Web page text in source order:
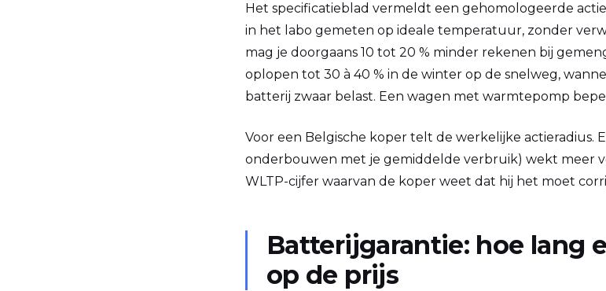
Het specificatieblad vermeldt een gehomologeerde
in het labo gemeten op ideale temperatuur, zonder
mag je doorgaans 10 tot 20 % minder rekenen bij
oplopen tot 30 à 40 % in de winter op de snelweg,
batterij zwaar belast. Een wagen met warmtepomp
Voor een Belgische koper telt de werkelijke actieradius.
onderbouwen met je gemiddelde verbruik) wekt meer
WLTP-cijfer waarvan de koper weet dat hij het moet
Batterijgarantie: hoe lang
op de prijs